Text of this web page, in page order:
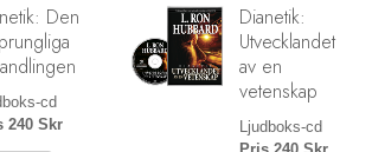
Den
cd
240 Skr
Dianetik:
Utvecklandet
av en
vetenskap
Ljudboks-cd